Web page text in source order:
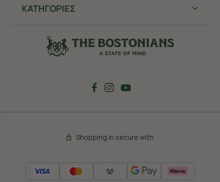
ΚΑΤΗΓΟΡΙΕΣ
Shopping in secure with